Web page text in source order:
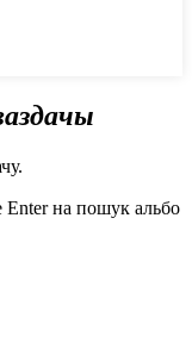
Enter на пошук альбо